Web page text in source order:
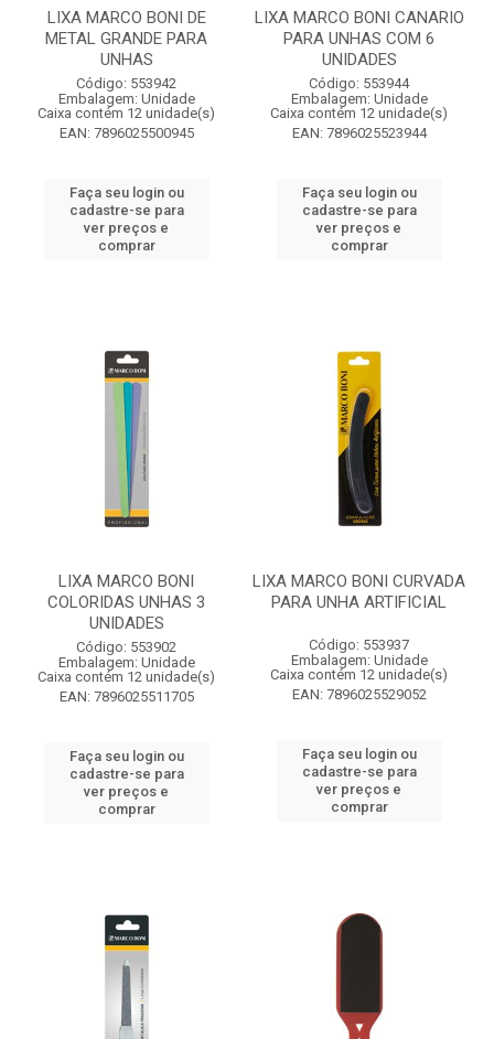
LIXA MARCO BONI DE
METAL GRANDE PARA
UNHAS
Código: 553942
Embalagem: Unidade
Caixa contém 12 unidade(s)
EAN: 7896025500945
Faça seu login ou
cadastre-se para
ver preços e
comprar
LIXA MARCO BONI CANARIO
PARA UNHAS COM 6
UNIDADES
Código: 553944
Embalagem: Unidade
Caixa contém 12 unidade(s)
EAN: 7896025523944
Faça seu login ou
cadastre-se para
ver preços e
comprar
LIXA MARCO BONI
COLORIDAS UNHAS 3
UNIDADES
Código: 553902
Embalagem: Unidade
Caixa contém 12 unidade(s)
EAN: 7896025511705
Faça seu login ou
cadastre-se para
ver preços e
comprar
LIXA MARCO BONI CURVADA
PARA UNHA ARTIFICIAL
Código: 553937
Embalagem: Unidade
Caixa contém 12 unidade(s)
EAN: 7896025529052
Faça seu login ou
cadastre-se para
ver preços e
comprar